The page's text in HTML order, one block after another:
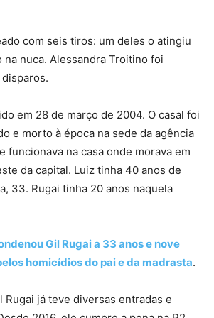
com seis tiros: um deles o atingiu
na nuca. Alessandra Troitino foi
em 28 de março de 2004. O casal foi
e morto à época na sede da agência
funcionava na casa onde morava em
da capital. Luiz tinha 40 anos de
33. Rugai tinha 20 anos naquela
Gil Rugai a 33 anos e nove
homicídios do pai e da madrasta.
Rugai já teve diversas entradas e